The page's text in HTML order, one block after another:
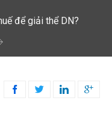
để giải thể DN?
   